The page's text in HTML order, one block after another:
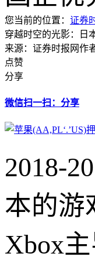
您当前的位置： 证券
穿越时空的光影：日
来源：证券时报网作
点赞
分享
微信扫一扫：分享
2018-
本的游
Xbox